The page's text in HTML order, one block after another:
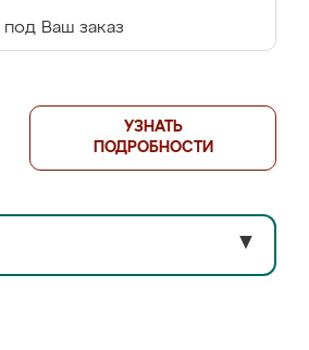
Ваш заказ
УЗНАТЬ
ПОДРОБНОСТИ
▼